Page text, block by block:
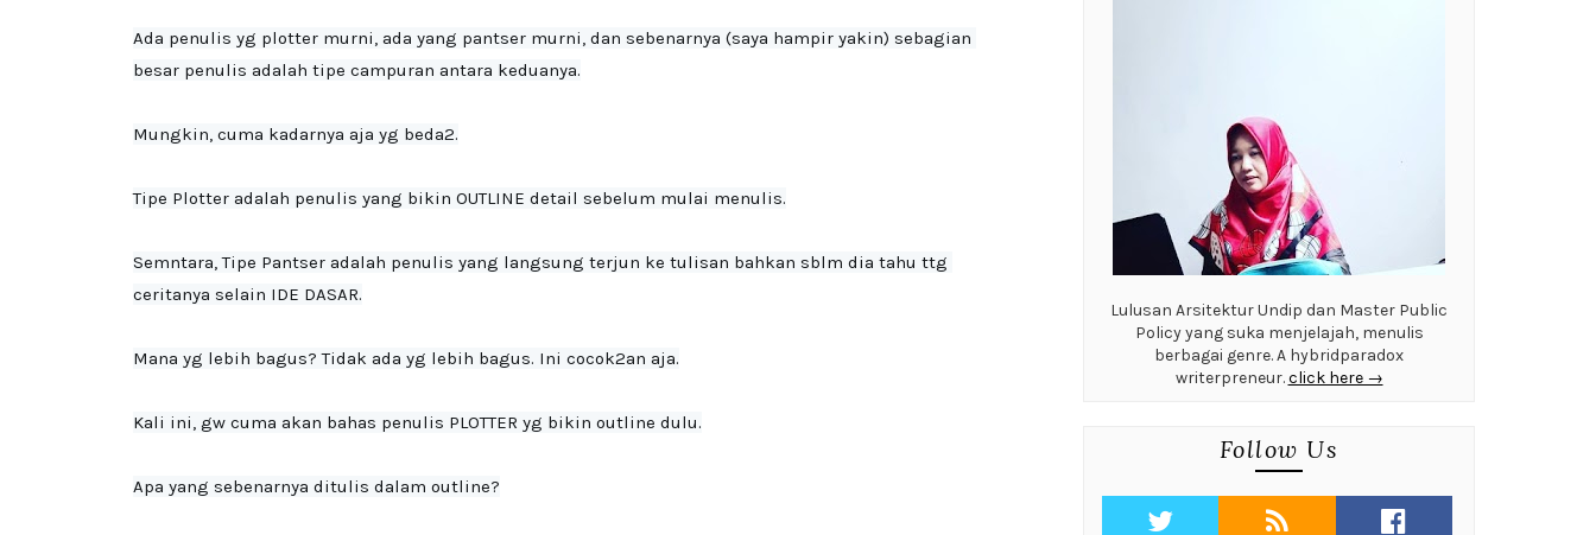
Ada penulis yg plotter murni, ada yang pantser murni, dan sebenarnya (saya hampir yakin) sebagian
besar penulis adalah tipe campuran antara keduanya.
Mungkin, cuma kadarnya aja yg beda2.
Tipe Plotter adalah penulis yang bikin OUTLINE detail sebelum mulai menulis.
Semntara, Tipe Pantser adalah penulis yang langsung terjun ke tulisan bahkan sblm dia tahu ttg
ceritanya selain IDE DASAR.
Mana yg lebih bagus? Tidak ada yg lebih bagus. Ini cocok2an aja.
Kali ini, gw cuma akan bahas penulis PLOTTER yg bikin outline dulu.
Apa yang sebenarnya ditulis dalam outline?
Lulusan Arsitektur Undip dan Master Public
Policy yang suka menjelajah, menulis
berbagai genre. A hybridparadox
writerpreneur.click here →
Follow Us